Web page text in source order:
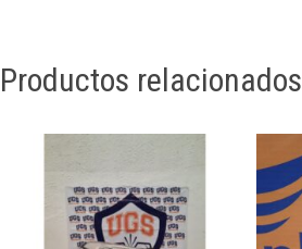
Productos relacionados